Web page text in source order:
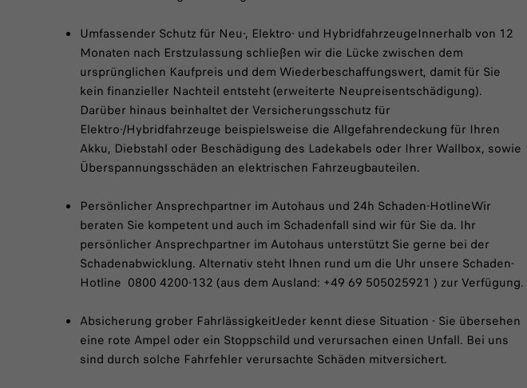
Umfassender Schutz für Neu-, Elektro- und HybridfahrzeugeInnerhalb von 12
Monaten nach Erstzulassung schließen wir die Lücke zwischen dem
ursprünglichen Kaufpreis und dem Wiederbeschaffungswert, damit für Sie
kein finanzieller Nachteil entsteht (erweiterte Neupreisentschädigung).
Darüber hinaus beinhaltet der Versicherungsschutz für
Elektro-/Hybridfahrzeuge beispielsweise die Allgefahrendeckung für Ihren
Akku, Diebstahl oder Beschädigung des Ladekabels oder Ihrer Wallbox, sowie
Überspannungsschäden an elektrischen Fahrzeugbauteilen.
Persönlicher Ansprechpartner im Autohaus und 24h Schaden-HotlineWir
beraten Sie kompetent und auch im Schadenfall sind wir für Sie da. Ihr
persönlicher Ansprechpartner im Autohaus unterstützt Sie gerne bei der
Schadenabwicklung. Alternativ steht Ihnen rund um die Uhr unsere Schaden-
Hotline 0800 4200-132 (aus dem Ausland: +49 69 505025921 ) zur Verfügung.
Absicherung grober FahrlässigkeitJeder kennt diese Situation - Sie übersehen
eine rote Ampel oder ein Stoppschild und verursachen einen Unfall. Bei uns
sind durch solche Fahrfehler verursachte Schäden mitversichert.